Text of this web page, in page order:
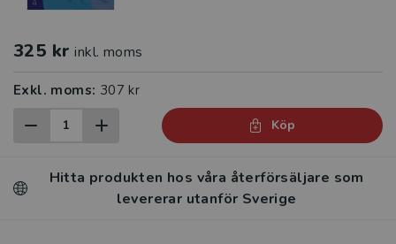
325 kr inkl. moms
Exkl. moms: 307 kr
Köp
Hitta produkten hos våra återförsäljare som
levererar utanför Sverige